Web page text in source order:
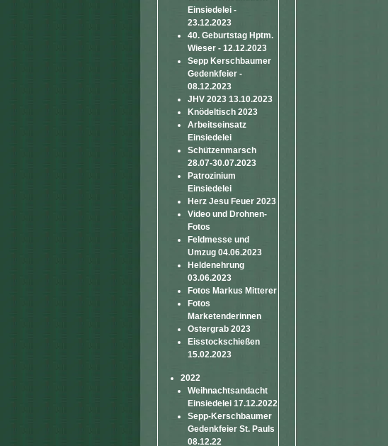
Einsiedelei -
23.12.2023
40. Geburtstag Hptm.
Wieser - 12.12.2023
Sepp Kerschbaumer
Gedenkfeier -
08.12.2023
JHV 2023 13.10.2023
Knödeltisch 2023
Arbeitseinsatz
Einsiedelei
Schützenmarsch
28.07-30.07.2023
Patrozinium
Einsiedelei
Herz Jesu Feuer 2023
Video und Drohnen-
Fotos
Feldmesse und
Umzug 04.06.2023
Heldenehrung
03.06.2023
Fotos Markus Mitterer
Fotos
Marketenderinnen
Ostergrab 2023
Eisstockschießen
15.02.2023
2022
Weihnachtsandacht
Einsiedelei 17.12.2022
Sepp-Kerschbaumer
Gedenkfeier St. Pauls
08.12.22